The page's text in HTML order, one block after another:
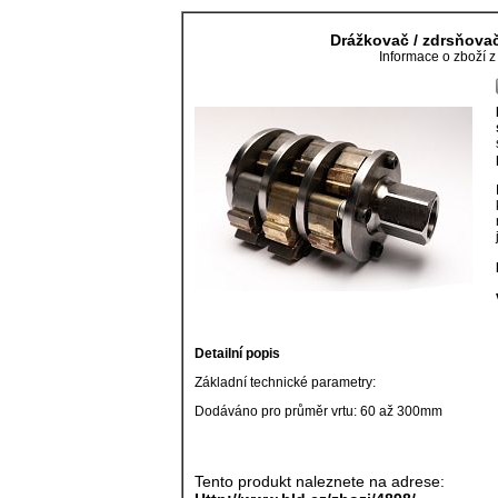
Drážkovač /
Informace o zboží
Detailní popis
Základní technické parametry:
Dodáváno pro průměr vrtu: 60 až 300mm
Tento produkt naleznete na adrese: